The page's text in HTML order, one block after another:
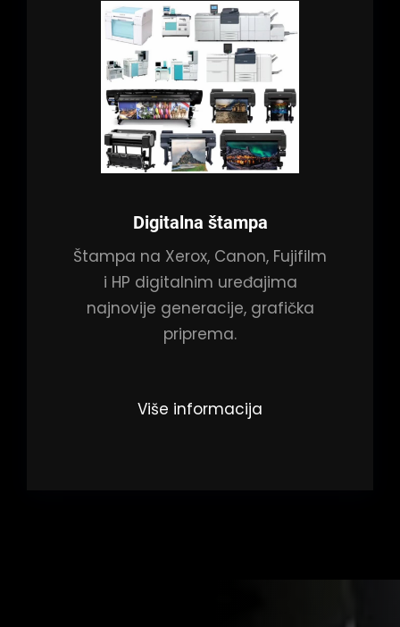
Digitalna štampa
Štampa na Xerox, Canon, Fujifilm
i HP digitalnim uređajima
najnovije generacije, grafička
priprema.
Više informacija